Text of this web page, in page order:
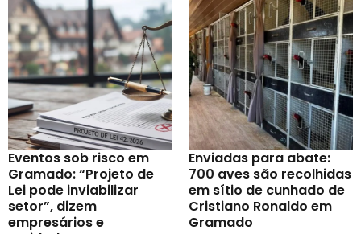
Eventos sob risco em
Gramado: “Projeto de
Lei pode inviabilizar
setor”, dizem
empresários e
Enviadas para abate:
700 aves são recolhidas
em sítio de cunhado de
Cristiano Ronaldo em
Gramado